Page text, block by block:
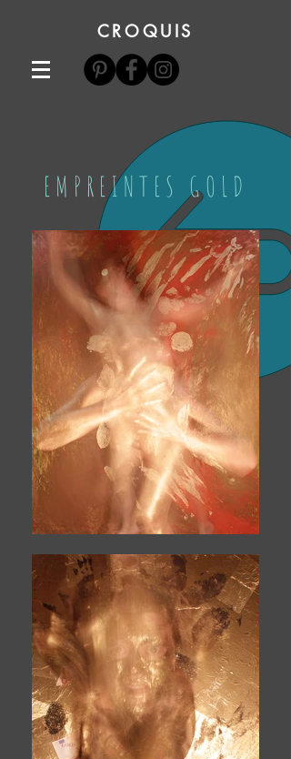
CROQUIS
EMPREINTES GOLD